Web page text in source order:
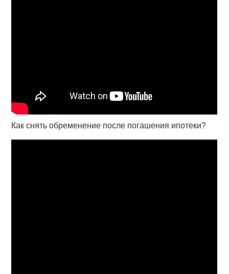
Как снять обременение после погашения ипотеки?